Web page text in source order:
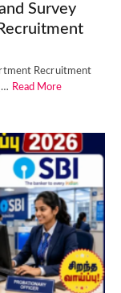
Survey
Recruitment
Read More